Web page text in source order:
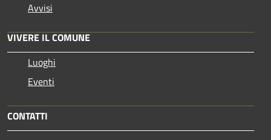
Avvisi
VIVERE IL COMUNE
Luoghi
Eventi
CONTATTI